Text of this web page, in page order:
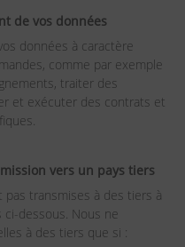
de vos données
données à caractère
comme par exemple
traiter des
et exécuter des contrats et
vers un pays tiers
transmises à des tiers à
ci-dessous. Nous ne
à des tiers que si :